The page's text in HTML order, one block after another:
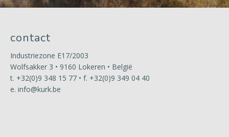
contact
Industriezone E17/2003
Wolfsakker 3 • 9160 Lokeren • België
t. +32(0)9 348 15 77 • f. +32(0)9 349 04 40
e. info@kurk.be